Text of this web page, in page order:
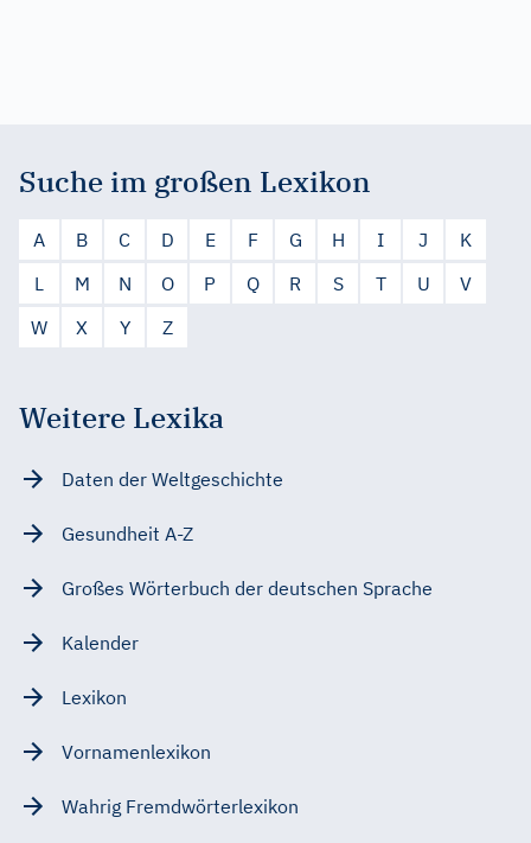
Suche im großen Lexikon
A B C D E F G H I J
K
L
M N O P Q R S T U
V
W
X Y Z
Weitere Lexika
Daten der Weltgeschichte
Gesundheit A-Z
Großes Wörterbuch der deutschen Sprache
Kalender
Lexikon
Vornamenlexikon
Wahrig Fremdwörterlexikon